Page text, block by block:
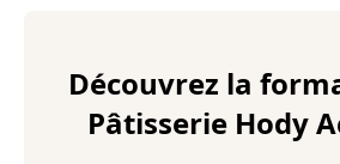
Découvrez la
Pâtisserie Hody